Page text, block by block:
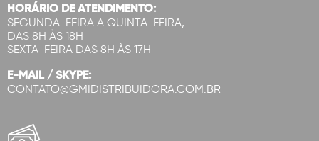
HORÁRIO DE ATENDIMENTO:
SEGUNDA-FEIRA A QUINTA-FEIRA,
DAS 8H ÀS 18H
SEXTA-FEIRA DAS 8H ÀS 17H
E-MAIL / SKYPE:
CONTATO@GMIDISTRIBUIDORA.COM.BR